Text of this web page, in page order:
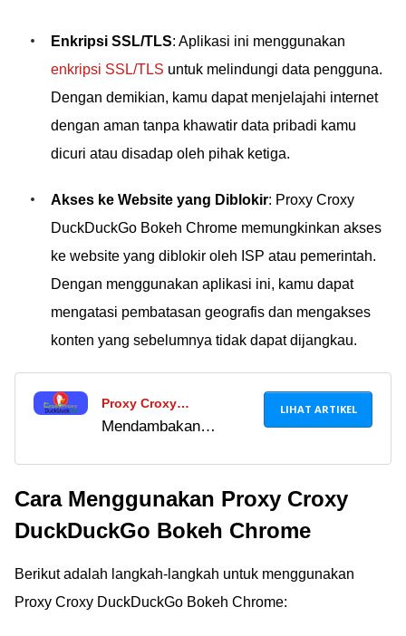
Enkripsi SSL/TLS: Aplikasi ini menggunakan
enkripsi SSL/TLS untuk melindungi data pengguna.
Dengan demikian, kamu dapat menjelajahi internet
dengan aman tanpa khawatir data pribadi kamu
dicuri atau disadap oleh pihak ketiga.
Akses ke Website yang Diblokir: Proxy Croxy
DuckDuckGo Bokeh Chrome memungkinkan akses
ke website yang diblokir oleh ISP atau pemerintah.
Dengan menggunakan aplikasi ini, kamu dapat
mengatasi pembatasan geografis dan mengakses
konten yang sebelumnya tidak dapat dijangkau.
Proxy Croxy
DuckDuckGo Bokeh
Manfaatnya Di Tahun
2023
Mendambakan
Coba jajal proxy Croxy
DuckDuckGo bokeh
Chrome saja! Bisa
buka situs apapun
LIHAT ARTIKEL
Cara Menggunakan Proxy Croxy
DuckDuckGo Bokeh Chrome
Berikut adalah langkah-langkah untuk menggunakan
Proxy Croxy DuckDuckGo Bokeh Chrome: